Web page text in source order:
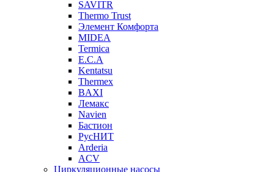
SAVITR
Thermo Trust
Элемент Комфорта
MIDEA
Termica
E.C.A
Kentatsu
Thermex
BAXI
Лемакс
Navien
Бастион
РусНИТ
Arderia
ACV
Циркуляционные насосы